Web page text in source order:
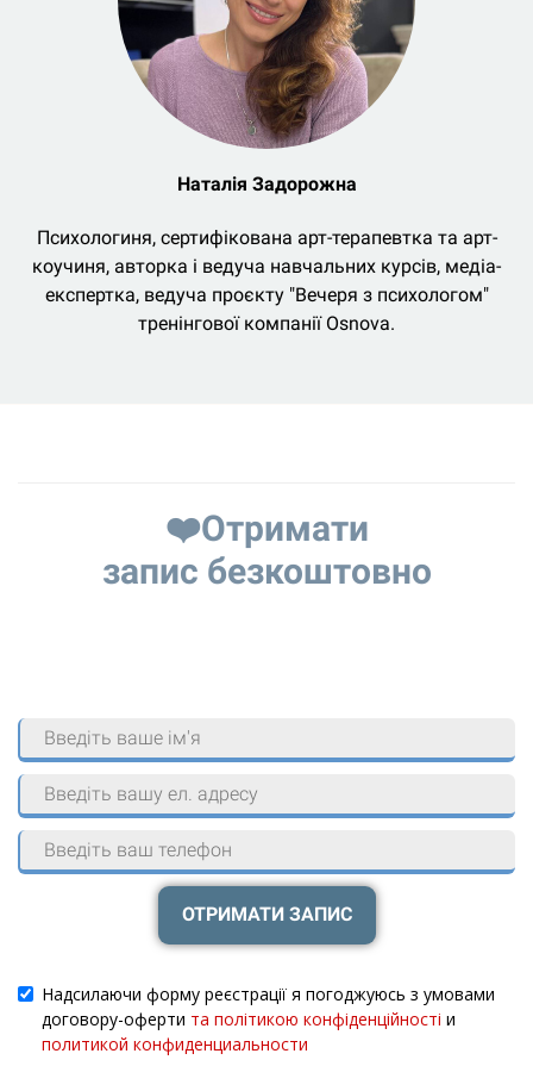
Наталія Задорожна
Психологиня, сертифікована арт-терапевтка та арт-
коучиня, авторка і ведуча навчальних курсів, медіа-
експертка, ведуча проєкту "Вечеря з психологом"
тренінгової компанії Osnova.
❤️Отримати
запис безкоштовно
ОТРИМАТИ ЗАПИС
Надсилаючи форму реєстрації я погоджуюсь з умовами
договору-оферти та політикою конфіденційності и
политикой конфиденциальности